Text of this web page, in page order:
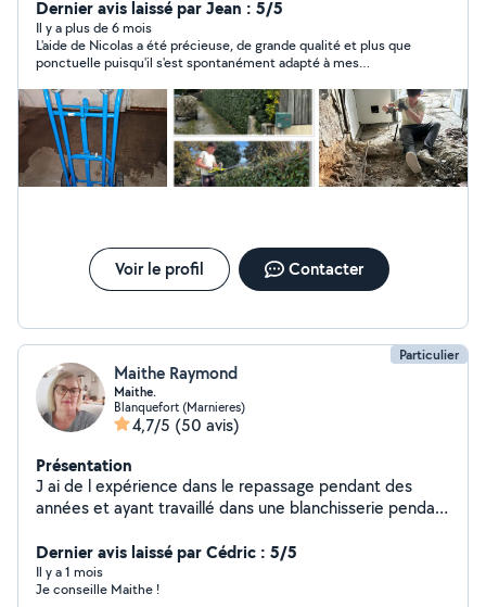
par le taillage de haies jusqu'à la proposition
d'aménagement paysagers. Nous serions ravis d'étudier
avec vous tous vos projets pour y répondre au mieux,
avec envie et sourires. Abel et Nicolas
Dernier avis laissé par Jean : 5/5
Il y a plus de 6 mois
L'aide de Nicolas a été précieuse, de grande qualité et plus que
ponctuelle puisqu'il s'est spontanément adapté à mes
Voir le profil Contacter
Particulier
Maithe Raymond
Maithe.
Blanquefort (Marnieres)
4,7/5 (50 avis)
Présentation
J ai de l expérience dans le repassage pendant des
années et ayant travaillé dans une blanchisserie pendant
vapeur express. Prestation dans les. mariages..client
très content Je suis une personne de confiance...
Minutieuse...attentionnée..rapide...j aime le contact des
Dernier avis laissé par Cédric : 5/5
Il y a 1 mois
Je conseille Maithe !